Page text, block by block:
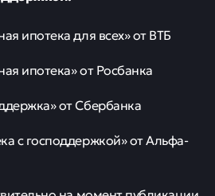
приведет к увеличению спроса
принять строжайшие
по ипотеке с